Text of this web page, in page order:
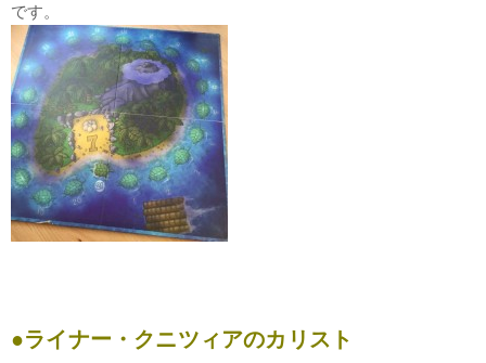
です。
●ライナー・クニツィアのカリスト